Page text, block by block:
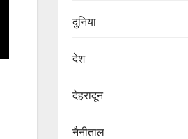
दुनिया
देश
देहरादून
नैनीताल